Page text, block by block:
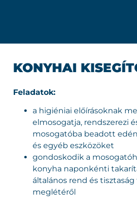
KONYHAI
Feladatok:
a higiéniai előírásoknak
elmosogatja, rendszerezi
mosogatóba beadott
és egyéb eszközöket
gondoskodik a
konyha naponkénti
általános rend és
meglétéről